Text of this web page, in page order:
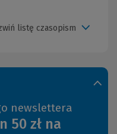
newslettera
50 zł na
listę czasopism